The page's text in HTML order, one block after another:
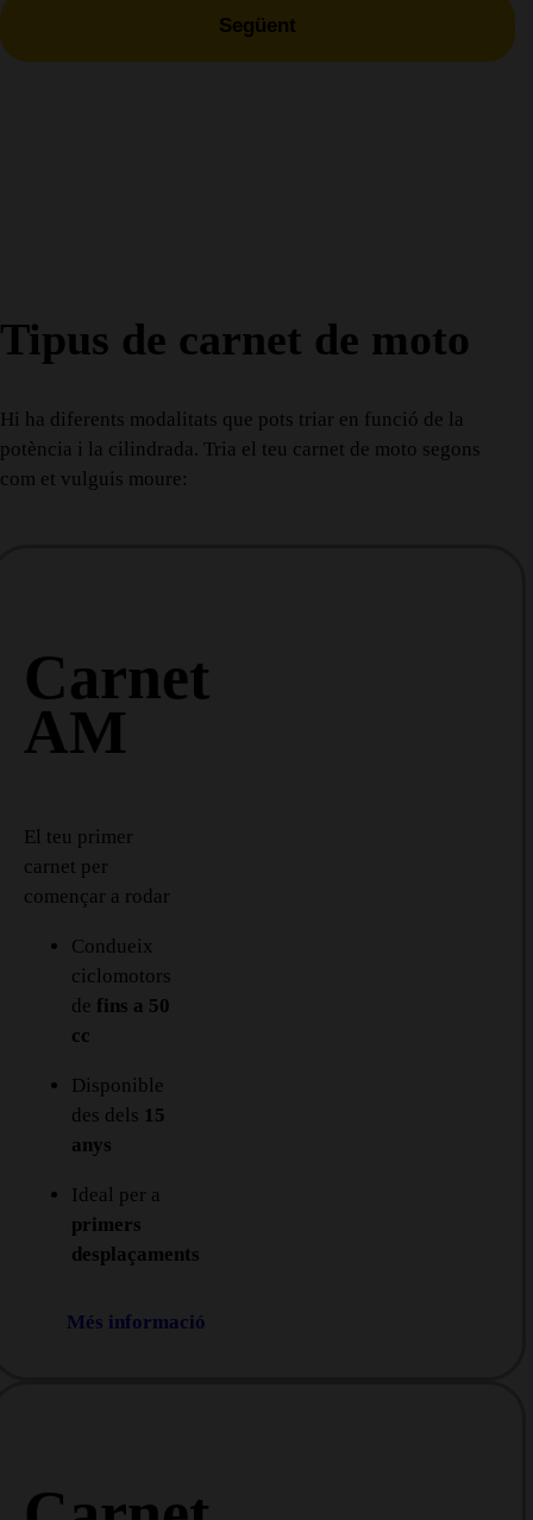
Tipus de carnet de moto
Hi ha diferents modalitats que pots triar en funció de la
potència i la cilindrada. Tria el teu carnet de moto segons
com et vulguis moure:
Carnet
AM
El teu primer
carnet per
començar a rodar
Condueix
ciclomotors
de fins a 50
cc
Disponible
des dels 15
anys
Ideal per a
primers
desplaçaments
Més informació